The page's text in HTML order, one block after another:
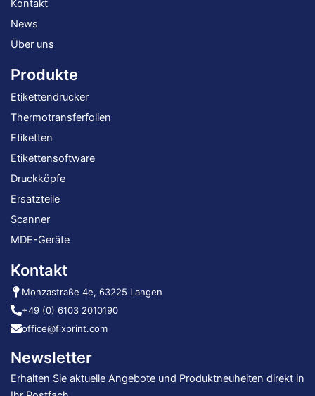
Kontakt
News
Über uns
Produkte
Etikettendrucker
Thermotransferfolien
Etiketten
Etikettensoftware
Druckköpfe
Ersatzteile
Scanner
MDE-Geräte
Kontakt
Monzastraße 4e, 63225 Langen
+49 (0) 6103 2010190
office@fixprint.com
Newsletter
Erhalten Sie aktuelle Angebote und Produktneuheiten direkt in